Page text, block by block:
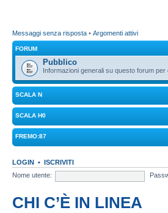
Messaggi senza risposta • Argomenti attivi
FORUM
Pubblico
Informazioni generali su questo forum
SCALA N
SCALA H0
FREMO:87
LOGIN • ISCRIVITI
Nome utente:
CHI C’È IN LINEA